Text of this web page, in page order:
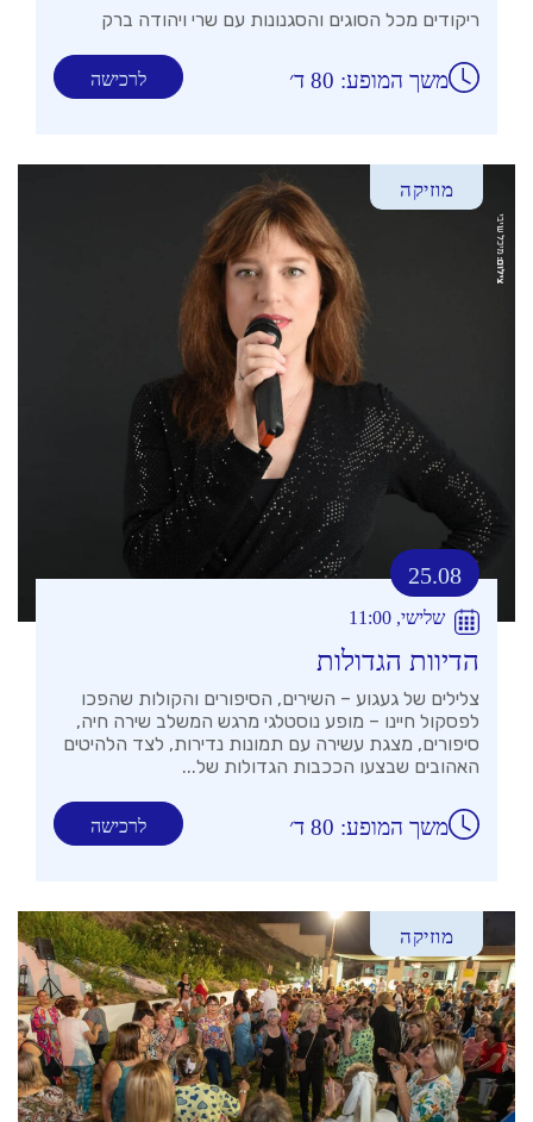
ריקודים מכל הסוגים והסגנונות עם שרי ויהודה ברק
לרכישה משך המופע: 80 ד׳
מוזיקה
25.08
שלישי, 11:00
הדיוות הגדולות
צלילים של געגוע – השירים, הסיפורים והקולות שהפכו
לפסקול חיינו – מופע נוסטלגי מרגש המשלב שירה חיה,
סיפורים, מצגת עשירה עם תמונות נדירות, לצד הלהיטים
האהובים שבצעו הככבות הגדולות של...
לרכישה משך המופע: 80 ד׳
מוזיקה